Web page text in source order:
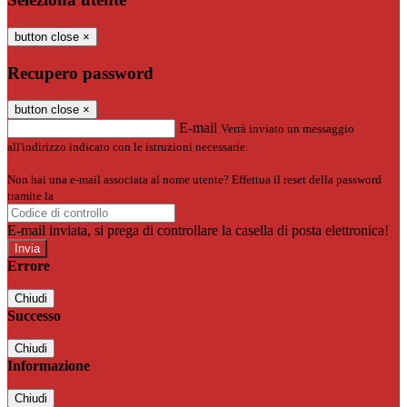
button close ×
Recupero password
button close ×
E-mail Verrà inviato un messaggio
all'indirizzo indicato con le istruzioni necessarie.
Non hai una e-mail associata al nome utente? Effettua il reset della password
tramite la
E-mail inviata, si prega di controllare la casella di posta elettronica!
Errore
Chiudi
Successo
Chiudi
Informazione
Chiudi